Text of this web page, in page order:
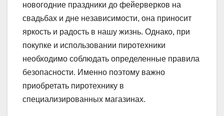
новогодние праздники до фейерверков на
свадьбах и дне независимости, она приносит
яркость и радость в нашу жизнь. Однако, при
покупке и использовании пиротехники
необходимо соблюдать определенные правила
безопасности. Именно поэтому важно
приобретать пиротехнику в
специализированных магазинах.